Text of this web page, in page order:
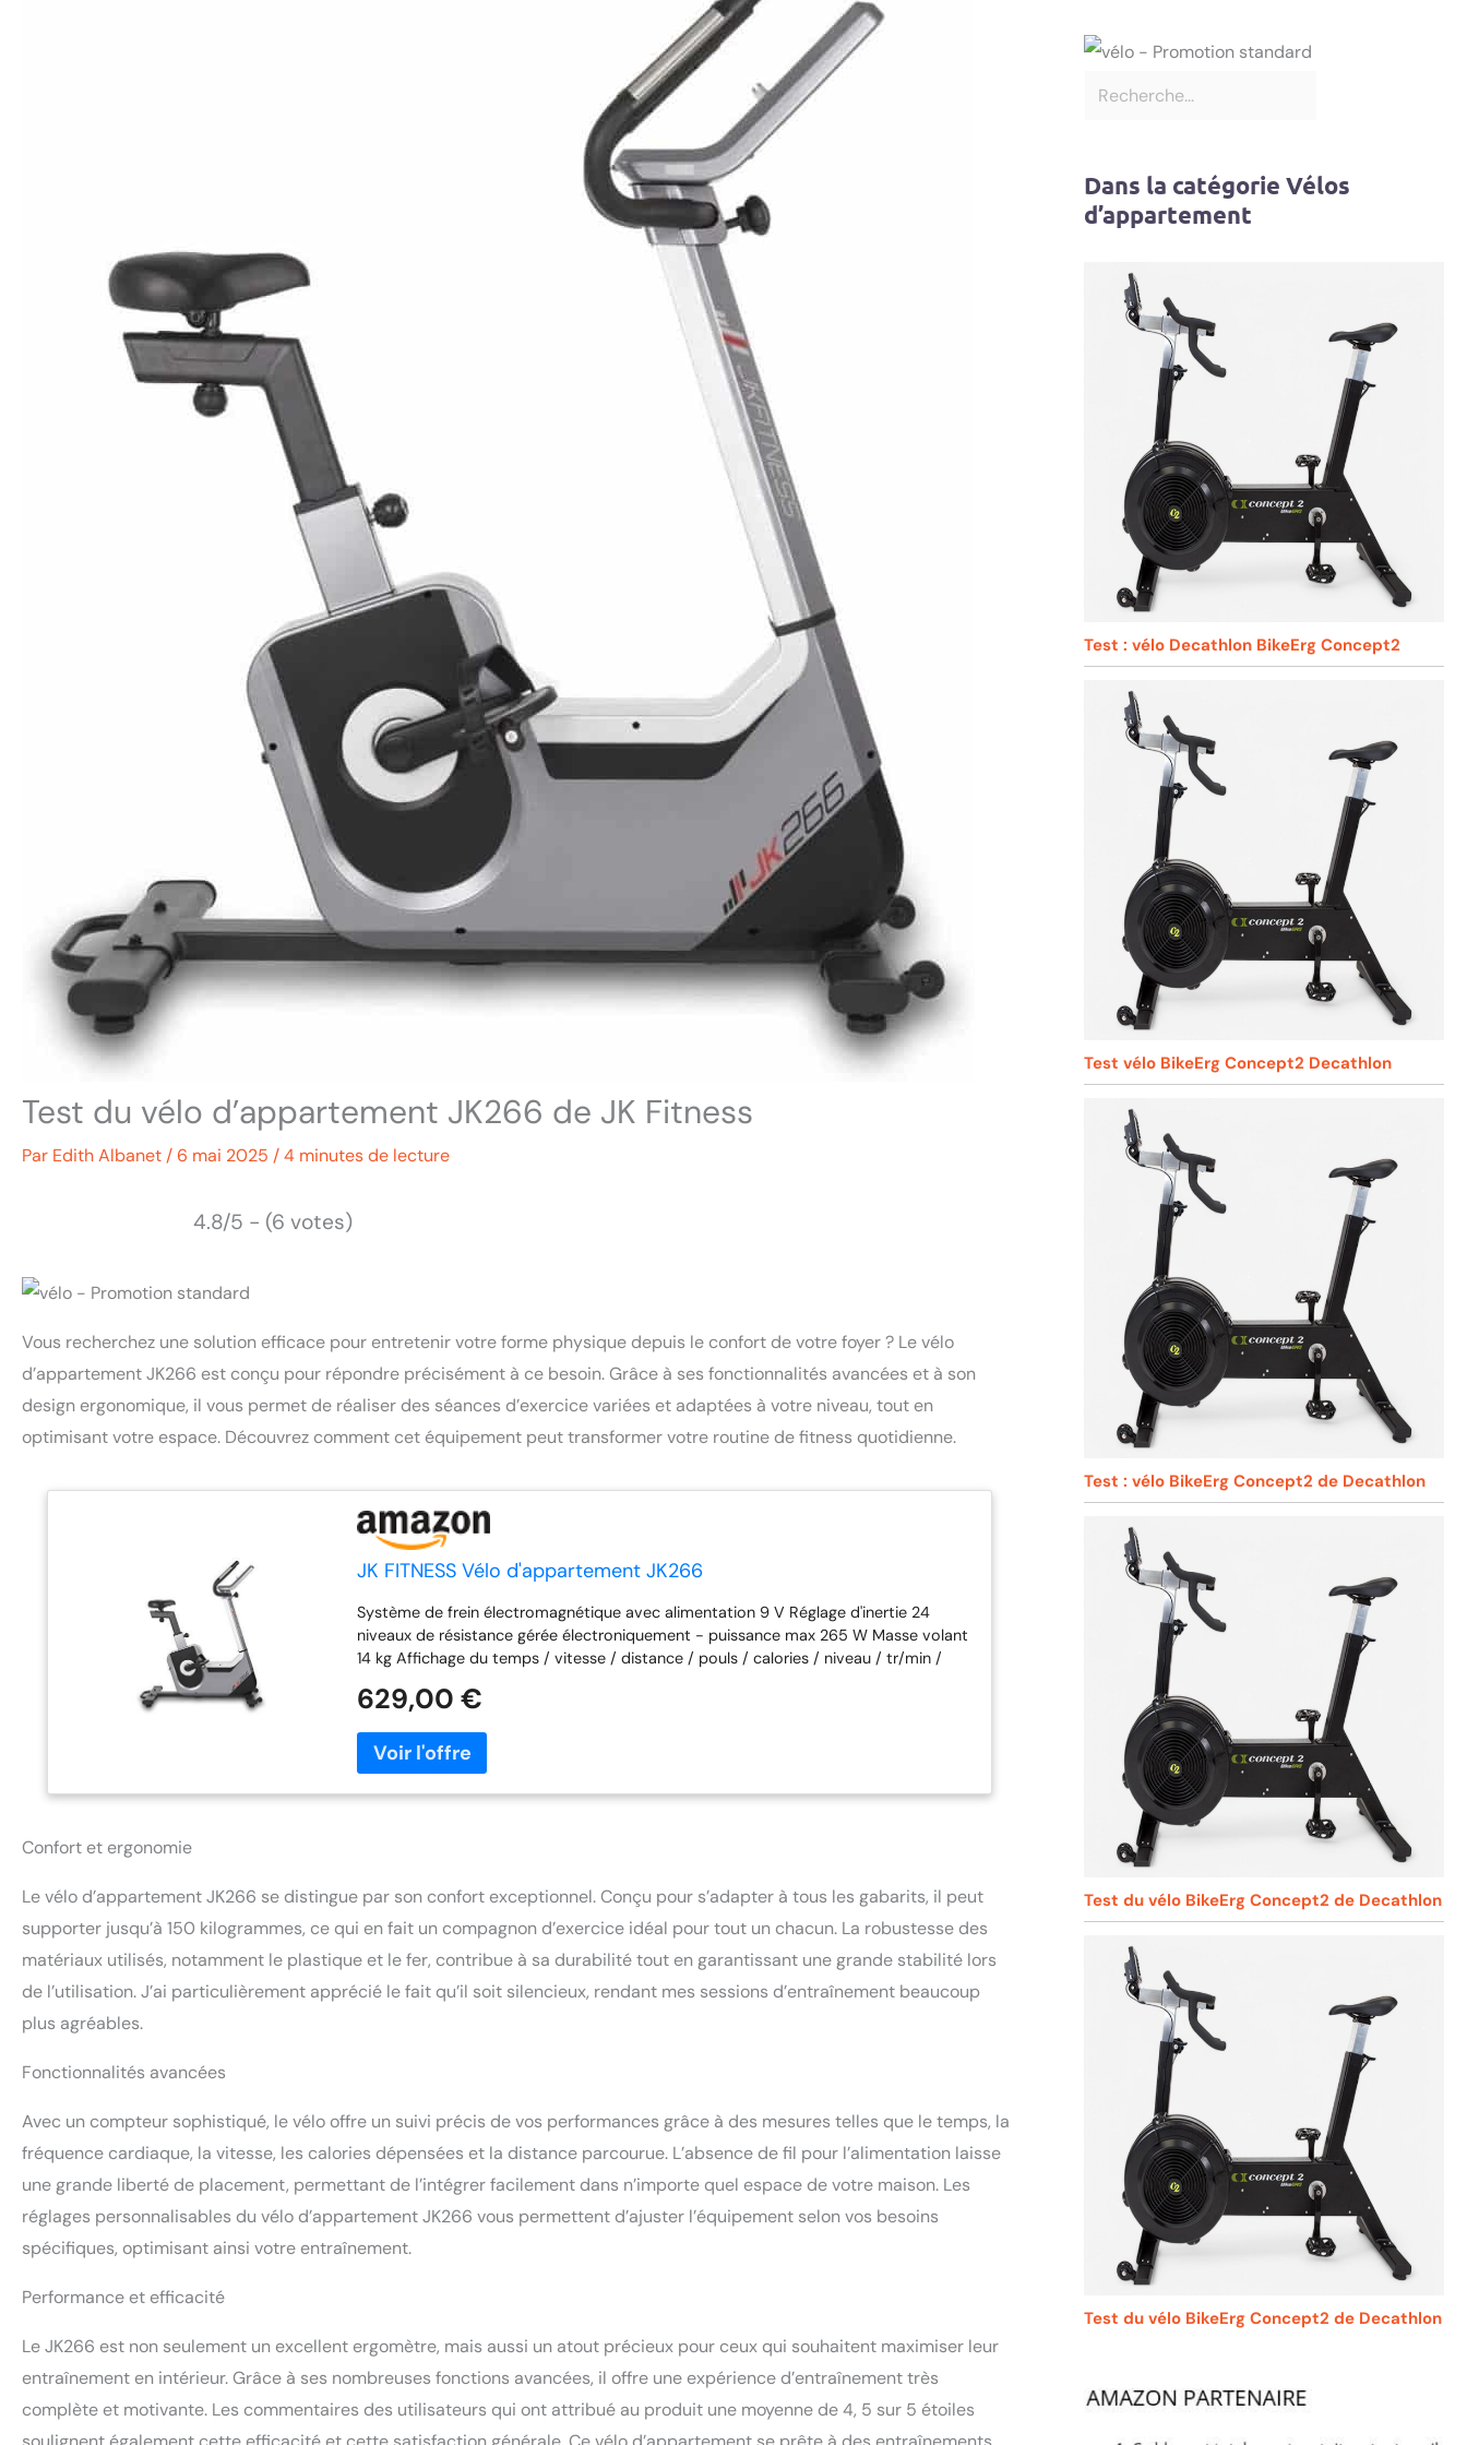
Test du vélo d’appartement JK266 de JK Fitness
Par Edith Albanet / 6 mai 2025 /4 minutes de lecture
4.8/5 - (6 votes)
Vous recherchez une solution efficace pour entretenir votre forme physique depuis le confort de votre foyer ? Le vélo
d’appartement JK266 est conçu pour répondre précisément à ce besoin. Grâce à ses fonctionnalités avancées et à son
design ergonomique, il vous permet de réaliser des séances d’exercice variées et adaptées à votre niveau, tout en
optimisant votre espace. Découvrez comment cet équipement peut transformer votre routine de fitness quotidienne.
JK FITNESS Vélo d'appartement JK266
Système de frein électromagnétique avec alimentation 9 V Réglage d'inertie 24
niveaux de résistance gérée électroniquement - puissance max 265 W Masse volant
14 kg Affichage du temps / vitesse / distance / pouls / calories / niveau / tr/min /
jusqu'à 55 % de la fréquence théorique maximale, HRC2 jusqu'à 75 % de la ftm,
/ 4 personnalisables et mémorisables / test de récupération (test sur la
récupération post-effort) / test body fat / test BMR / test BMI Détection de chocs
à main + récepteur sans fil pour bande cardio intégrée bande cardio Jk incluse
629,00 €
Confort et ergonomie
Le vélo d’appartement JK266 se distingue par son confort exceptionnel. Conçu pour s’adapter à tous les gabarits, il peut
supporter jusqu’à 150 kilogrammes, ce qui en fait un compagnon d’exercice idéal pour tout un chacun. La robustesse des
matériaux utilisés, notamment le plastique et le fer, contribue à sa durabilité tout en garantissant une grande stabilité lors
de l’utilisation. J’ai particulièrement apprécié le fait qu’il soit silencieux, rendant mes sessions d’entraînement beaucoup
plus agréables.
Fonctionnalités avancées
Avec un compteur sophistiqué, le vélo offre un suivi précis de vos performances grâce à des mesures telles que le temps, la
fréquence cardiaque, la vitesse, les calories dépensées et la distance parcourue. L’absence de fil pour l’alimentation laisse
une grande liberté de placement, permettant de l’intégrer facilement dans n’importe quel espace de votre maison. Les
réglages personnalisables du vélo d’appartement JK266 vous permettent d’ajuster l’équipement selon vos besoins
spécifiques, optimisant ainsi votre entraînement.
Performance et efficacité
Le JK266 est non seulement un excellent ergomètre, mais aussi un atout précieux pour ceux qui souhaitent maximiser leur
entraînement en intérieur. Grâce à ses nombreuses fonctions avancées, il offre une expérience d’entraînement très
complète et motivante. Les commentaires des utilisateurs qui ont attribué au produit une moyenne de 4, 5 sur 5 étoiles
Dans la catégorie Vélos
d’appartement
Test : vélo Decathlon BikeErg Concept2
Test vélo BikeErg Concept2 Decathlon
Test : vélo BikeErg Concept2 de Decathlon
Test du vélo BikeErg Concept2 de Decathlon
Test du vélo BikeErg Concept2 de Decathlon